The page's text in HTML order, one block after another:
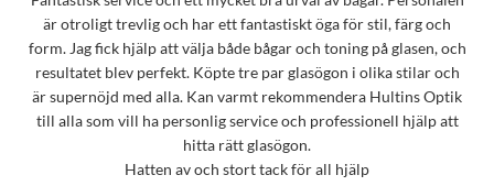
är otroligt trevlig och har ett fantastiskt öga för stil, färg och
form. Jag fick hjälp att välja både bågar och toning på glasen, och
resultatet blev perfekt. Köpte tre par glasögon i olika stilar och
är supernöjd med alla. Kan varmt rekommendera Hultins Optik
till alla som vill ha personlig service och professionell hjälp att
hitta rätt glasögon.
Hatten av och stort tack för all hjälp